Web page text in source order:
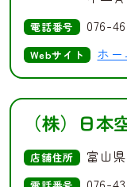
電話番号 076-
Webサイト ホー
（株）日本
店舗住所 富山